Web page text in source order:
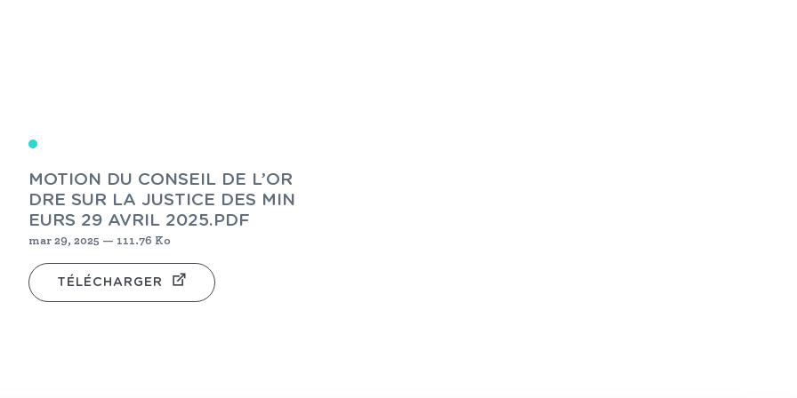
MOTION DU CONSEIL DE L’OR
DRE SUR LA JUSTICE DES MIN
EURS 29 AVRIL 2025.PDF
mar 29, 2025 — 111.76 Ko
TÉLÉCHARGER